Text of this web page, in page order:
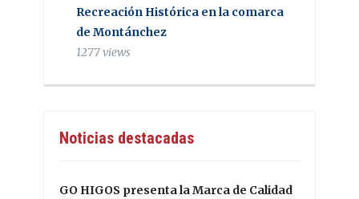
Recreación Histórica en la comarca
de Montánchez
1277 views
Noticias destacadas
GO HIGOS presenta la Marca de Calidad